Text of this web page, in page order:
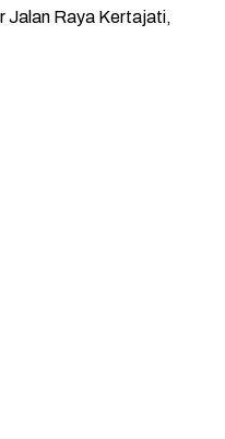
Jalan Raya Kertajati,